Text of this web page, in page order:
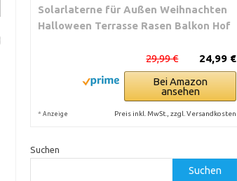
Solarlaterne für Außen Weihnachten
Halloween Terrasse Rasen Balkon Hof
24,99 €
29,99 €
Bei Amazon
ansehen
* Anzeige Preis inkl. MwSt., zzgl. Versandkosten
Suchen
Suchen